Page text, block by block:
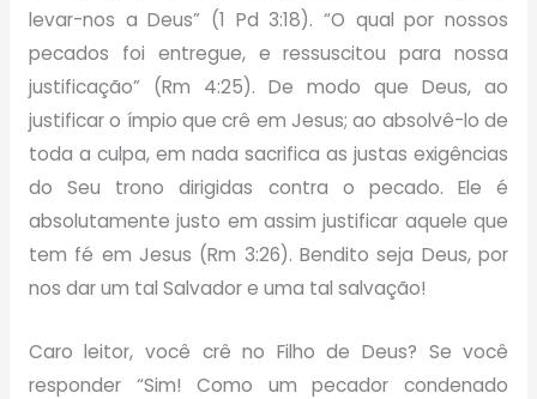
levar-nos a Deus” (1 Pd 3:18). “O qual por nossos
pecados foi entregue, e ressuscitou para nossa
justificação” (Rm 4:25). De modo que Deus, ao
justificar o ímpio que crê em Jesus; ao absolvê-lo de
toda a culpa, em nada sacrifica as justas exigências
do Seu trono dirigidas contra o pecado. Ele é
absolutamente justo em assim justificar aquele que
tem fé em Jesus (Rm 3:26). Bendito seja Deus, por
nos dar um tal Salvador e uma tal salvação!
Caro leitor, você crê no Filho de Deus? Se você
responder “Sim! Como um pecador condenado